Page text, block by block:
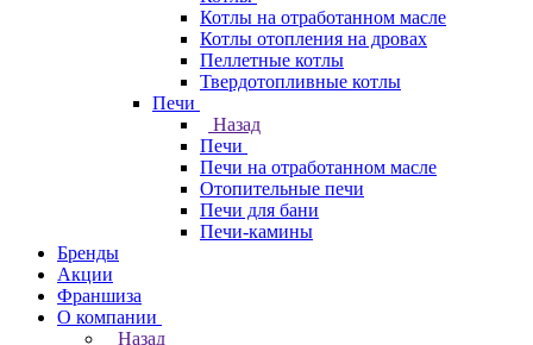
Котлы на отработанном масле
Котлы отопления на дровах
Пеллетные котлы
Твердотопливные котлы
Печи
Назад
Печи
Печи на отработанном масле
Отопительные печи
Печи для бани
Печи-камины
Бренды
Акции
Франшиза
О компании
Назад